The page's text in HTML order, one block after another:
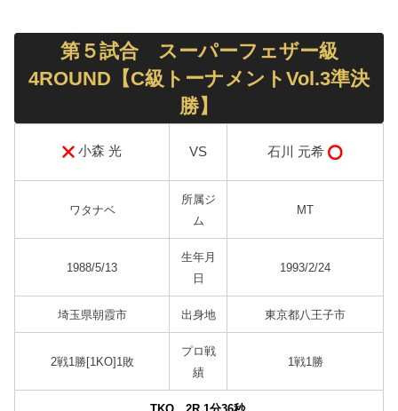
第５試合 スーパーフェザー級
4ROUND【C級トーナメントVol.3準決
勝】
小森 光 VS 石川 元希
ワタナベ
所属ジ
ム
MT
1988/5/13
生年月
日
1993/2/24
埼玉県朝霞市 出身地 東京都八王子市
2戦1勝[1KO]1敗
プロ戦
績
1戦1勝